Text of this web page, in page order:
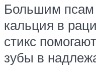
Большим псам
кальция в
стикс
зубы в